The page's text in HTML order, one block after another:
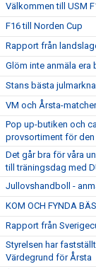
Välkommen till USM
F16 till Norden Cup
Rapport från
Glöm inte anmäla
Stans bästa
VM och Årsta-matcher
Pop up-butiken och
provsortiment för den
Det går bra för våra
till träningsdag med
Jullovshandboll -
KOM OCH FYNDA
Rapport från
Styrelsen har
Värdegrund för Årsta